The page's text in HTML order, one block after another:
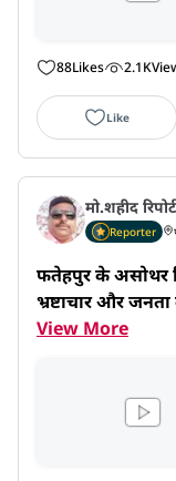
88Likes 2.1K
Like
मो.शहीद
Reporter
फतेहपुर के असोथर
भ्रष्टाचार और
View More